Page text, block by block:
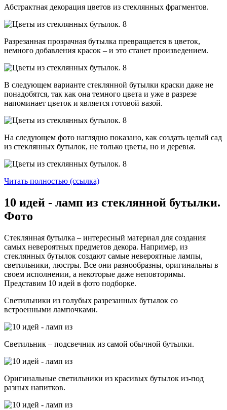
Абстрактная декорация цветов из стеклянных фрагментов.
Разрезанная прозрачная бутылка превращается в цветок,
немного добавления красок – и это станет произведением.
В следующем варианте стеклянной бутылки краски даже не
понадобятся, так как она темного цвета и уже в разрезе
напоминает цветок и является готовой вазой.
На следующем фото наглядно показано, как создать целый сад
из стеклянных бутылок, не только цветы, но и деревья.
Читать полностью (ссылка)
10 идей - ламп из стеклянной бутылки.
Фото
Стеклянная бутылка – интересный материал для создания
самых невероятных предметов декора. Например, из
стеклянных бутылок создают самые невероятные лампы,
светильники, люстры. Все они разнообразны, оригинальны в
своем исполнении, а некоторые даже неповторимы.
Представим 10 идей в фото подборке.
Светильники из голубых разрезанных бутылок со
встроенными лампочками.
Светильник – подсвечник из самой обычной бутылки.
Оригинальные светильники из красивых бутылок из-под
разных напитков.